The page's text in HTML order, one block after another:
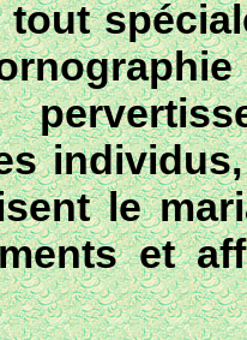
le
et